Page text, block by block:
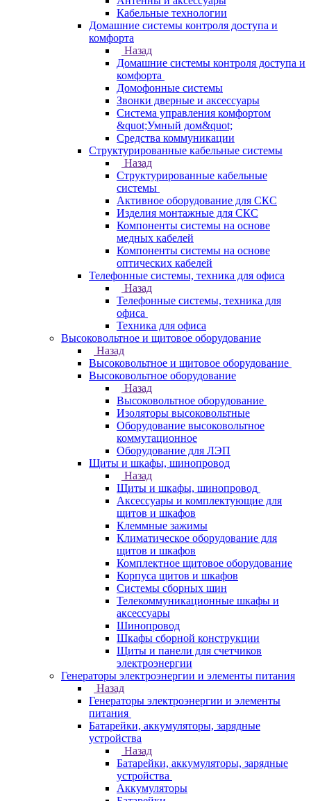
Кабельные технологии
Домашние системы контроля доступа и
комфорта
Назад
Домашние системы контроля доступа и
комфорта
Домофонные системы
Звонки дверные и аксессуары
Система управления комфортом
&quot;Умный дом&quot;
Средства коммуникации
Структурированные кабельные системы
Назад
Структурированные кабельные
системы
Активное оборудование для СКС
Изделия монтажные для СКС
Компоненты системы на основе
медных кабелей
Компоненты системы на основе
оптических кабелей
Телефонные системы, техника для офиса
Назад
Телефонные системы, техника для
офиса
Техника для офиса
Высоковольтное и щитовое оборудование
Назад
Высоковольтное и щитовое оборудование
Высоковольтное оборудование
Назад
Высоковольтное оборудование
Изоляторы высоковольтные
Оборудование высоковольтное
коммутационное
Оборудование для ЛЭП
Щиты и шкафы, шинопровод
Назад
Щиты и шкафы, шинопровод
Аксессуары и комплектующие для
щитов и шкафов
Клеммные зажимы
Климатическое оборудование для
щитов и шкафов
Комплектное щитовое оборудование
Корпуса щитов и шкафов
Системы сборных шин
Телекоммуникационные шкафы и
аксессуары
Шинопровод
Шкафы сборной конструкции
Щиты и панели для счетчиков
электроэнергии
Генераторы электроэнергии и элементы питания
Назад
Генераторы электроэнергии и элементы
питания
Батарейки, аккумуляторы, зарядные
устройства
Назад
Батарейки, аккумуляторы, зарядные
устройства
Аккумуляторы